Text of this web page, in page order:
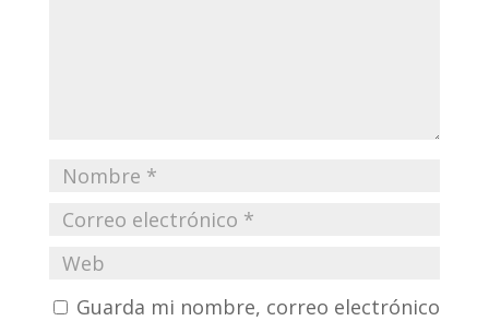
Guarda mi nombre, correo electrónico